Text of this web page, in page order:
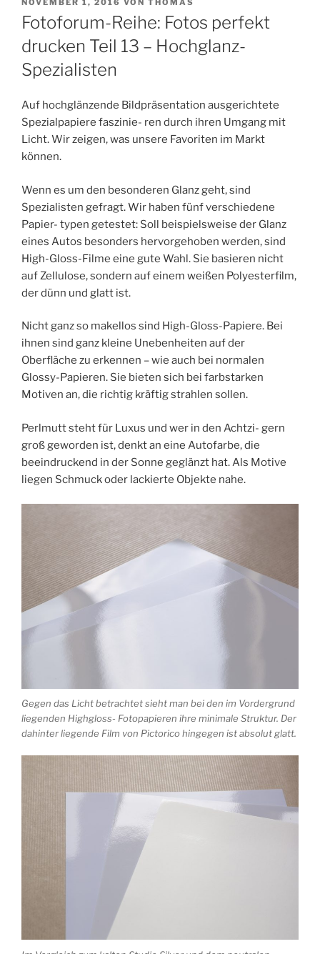
AM
NOVEMBER 1, 2016 VON THOMAS
Fotoforum-Reihe: Fotos perfekt
drucken Teil 13 – Hochglanz-
Spezialisten
Auf hochglänzende Bildpräsentation ausgerichtete
Spezialpapiere faszinie- ren durch ihren Umgang mit
Licht. Wir zeigen, was unsere Favoriten im Markt
können.
Wenn es um den besonderen Glanz geht, sind
Spezialisten gefragt. Wir haben fünf verschiedene
Papier- typen getestet: Soll beispielsweise der Glanz
eines Autos besonders hervorgehoben werden, sind
High-Gloss-Filme eine gute Wahl. Sie basieren nicht
auf Zellulose, sondern auf einem weißen Polyesterfilm,
der dünn und glatt ist.
Nicht ganz so makellos sind High-Gloss-Papiere. Bei
ihnen sind ganz kleine Unebenheiten auf der
Oberfläche zu erkennen – wie auch bei normalen
Glossy-Papieren. Sie bieten sich bei farbstarken
Motiven an, die richtig kräftig strahlen sollen.
Perlmutt steht für Luxus und wer in den Achtzi- gern
groß geworden ist, denkt an eine Autofarbe, die
beeindruckend in der Sonne geglänzt hat. Als Motive
liegen Schmuck oder lackierte Objekte nahe.
Gegen das Licht betrachtet sieht man bei den im Vordergrund
liegenden Highgloss- Fotopapieren ihre minimale Struktur. Der
dahinter liegende Film von Pictorico hingegen ist absolut glatt.